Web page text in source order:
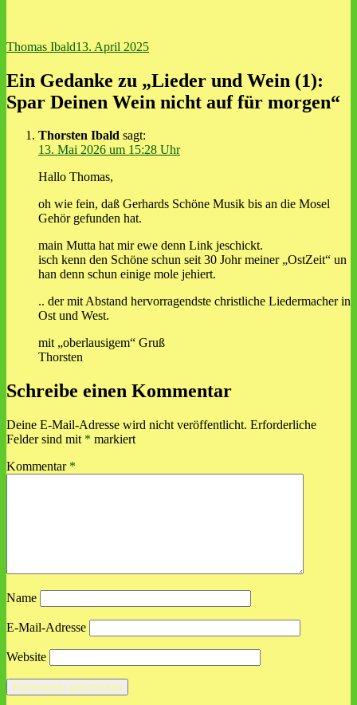
Autor
Thomas IbaldVeröffentlicht
13. April 2025
Ein Gedanke zu „Lieder und Wein (1):
Spar Deinen Wein nicht auf für morgen“
Thorsten Ibald sagt:
13. Mai 2026 um 15:28 Uhr
Hallo Thomas,
oh wie fein, daß Gerhards Schöne Musik bis an die Mosel
Gehör gefunden hat.
main Mutta hat mir ewe denn Link jeschickt.
isch kenn den Schöne schun seit 30 Johr meiner „OstZeit“ un
han denn schun einige mole jehiert.
.. der mit Abstand hervorragendste christliche Liedermacher in
Ost und West.
mit „oberlausigem“ Gruß
Thorsten
Schreibe einen Kommentar
Deine E-Mail-Adresse wird nicht veröffentlicht. Erforderliche
Felder sind mit * markiert
Kommentar *
Name
E-Mail-Adresse
Website